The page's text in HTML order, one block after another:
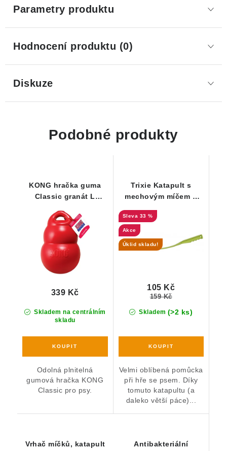
Parametry produktu
Hodnocení produktu (0)
Diskuze
Podobné produkty
KONG hračka guma
Classic granát L
Skladem na centrálním
skladu
339 Kč
Odolná plnitelná
gumová hračka KONG
Classic pro psy.
Trixie Katapult s
mechovým míčem L
33 %
Akce
Úklid skladu!
Skladem (>2 ks)
105 Kč
159 Kč
Velmi oblíbená pomůcka
při hře se psem. Díky
tomuto katapultu (a
daleko větší páce)...
Vrhač míčků, katapult
Antibakteriální